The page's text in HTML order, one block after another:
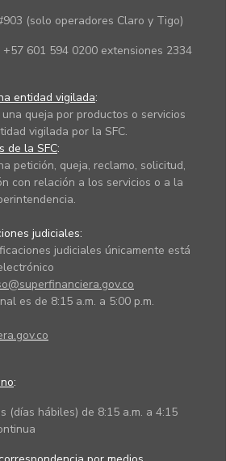
(solo operadores Claro y Tigo)
+57 601 594 0200 extensiones 2334
entidad vigilada:
queja por productos o servicios
vigilada por la SFC.
de la SFC:
petición, queja, reclamo, solicitud,
con relación a los servicios o a la
judiciales:
judiciales únicamente está
es de 8:15 a.m. a 5:00 p.m.
:
(días hábiles) de 8:15 a.m. a 4:15